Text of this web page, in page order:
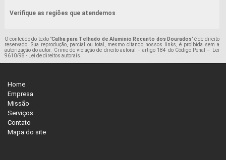
Verifique as regiões que atendemos
O conteúdo do texto "Calha para Telhado de Alumínio Recanto dos Dourados" é de direito
reservado. Sua reprodução, parcial ou total, mesmo citando nossos links, é proibida sem a
autorização do autor. Crime de violação de direito autoral – artigo 184 do Código Penal –
Lei
9610/98 - Lei de direitos autorais.
Home
Empresa
Missão
Serviços
Contato
Mapa do site